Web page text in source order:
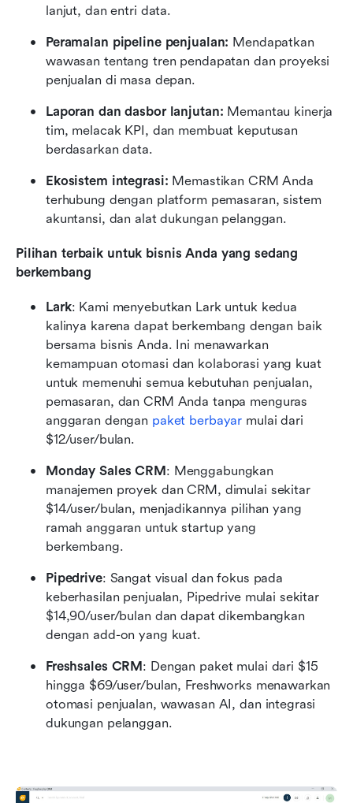
lanjut, dan entri data.
Peramalan pipeline penjualan: Mendapatkan
wawasan tentang tren pendapatan dan proyeksi
penjualan di masa depan.
Laporan dan dasbor lanjutan: Memantau kinerja
tim, melacak KPI, dan membuat keputusan
berdasarkan data.
Ekosistem integrasi: Memastikan CRM Anda
terhubung dengan platform pemasaran, sistem
akuntansi, dan alat dukungan pelanggan.
Pilihan terbaik untuk bisnis Anda yang sedang
berkembang
Lark: Kami menyebutkan Lark untuk kedua
kalinya karena dapat berkembang dengan baik
bersama bisnis Anda. Ini menawarkan
kemampuan otomasi dan kolaborasi yang kuat
untuk memenuhi semua kebutuhan penjualan,
pemasaran, dan CRM Anda tanpa menguras
anggaran dengan paket berbayar mulai dari
$12/user/bulan.
Monday Sales CRM: Menggabungkan
manajemen proyek dan CRM, dimulai sekitar
$14/user/bulan, menjadikannya pilihan yang
ramah anggaran untuk startup yang
berkembang.
Pipedrive: Sangat visual dan fokus pada
keberhasilan penjualan, Pipedrive mulai sekitar
$14,90/user/bulan dan dapat dikembangkan
dengan add-on yang kuat.
Freshsales CRM: Dengan paket mulai dari $15
hingga $69/user/bulan, Freshworks menawarkan
otomasi penjualan, wawasan AI, dan integrasi
dukungan pelanggan.